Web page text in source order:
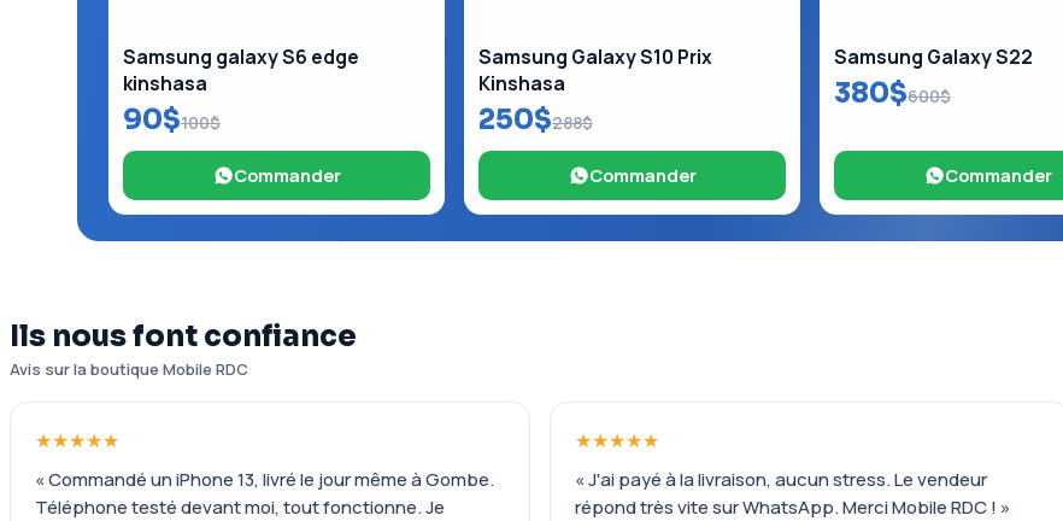
Samsung galaxy S6 edge
kinshasa
90$100$
Commander
Samsung Galaxy S10 Prix
Kinshasa
250$288$
Commander
Samsung Galaxy S22
380$600$
Commander
Ils nous font confiance
Avis sur la boutique Mobile RDC
★★★★★
« Commandé un iPhone 13, livré le jour même à Gombe.
Téléphone testé devant moi, tout fonctionne. Je
★★★★★
« J'ai payé à la livraison, aucun stress. Le vendeur
répond très vite sur WhatsApp. Merci Mobile RDC ! »